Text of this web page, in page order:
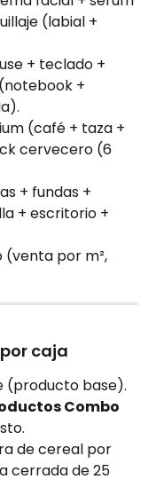
(labial +
+ teclado +
+
(café + taza +
cervecero (6
+ fundas +
+ escritorio +
por m²,
caja
(producto base).
Combo
de cereal por
cerrada de 25